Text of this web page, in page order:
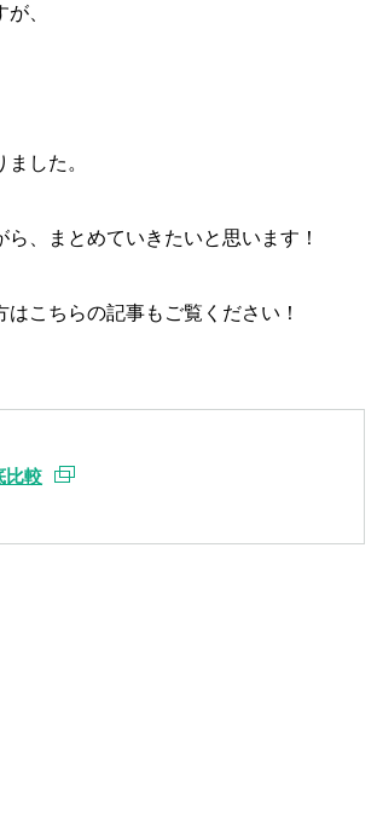
、
した。
、まとめていきたいと思います！
こちらの記事もご覧ください！
比較